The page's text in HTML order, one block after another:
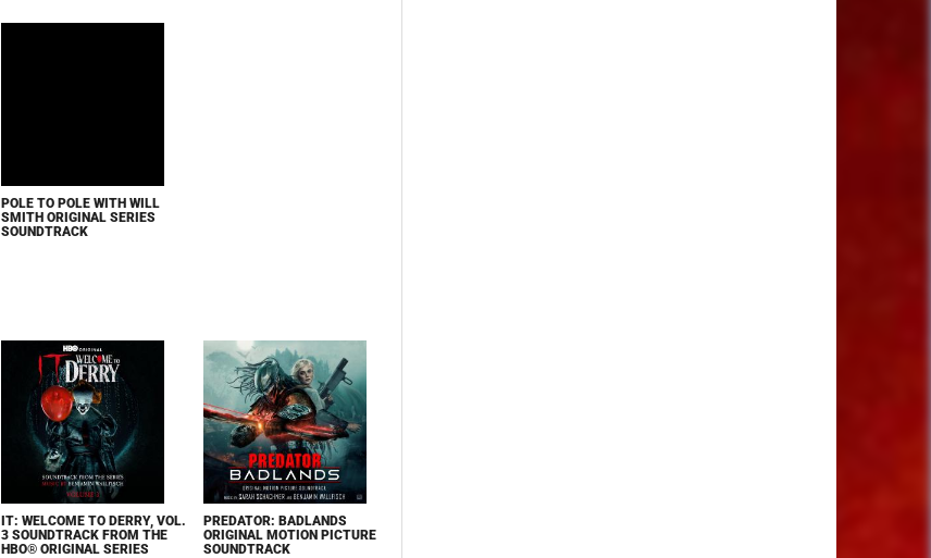
POLE TO POLE WITH WILL
SMITH ORIGINAL SERIES
SOUNDTRACK
IT: WELCOME TO DERRY, VOL.
3 SOUNDTRACK FROM THE
HBO® ORIGINAL SERIES
PREDATOR: BADLANDS
ORIGINAL MOTION PICTURE
SOUNDTRACK